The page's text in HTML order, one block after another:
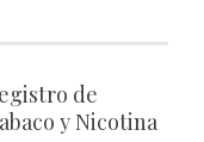
de
y Nicotina